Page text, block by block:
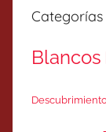
Categorías
Blancos